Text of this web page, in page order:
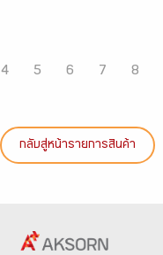
4 5 6 7 8
กลับสู่หน้ารายการสินค้า